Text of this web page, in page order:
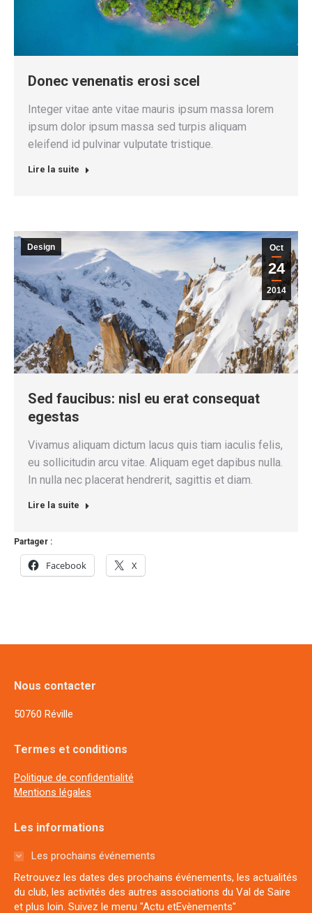
Donec venenatis erosi scel
Integer vitae ante vitae mauris ipsum massa lorem
ipsum dolor ipsum massa sed turpis aliquam
eleifend id pulvinar vulputate tristique.
Lire la suite
Oct
24
2014
Design
Sed faucibus: nisl eu erat consequat
egestas
Vivamus aliquam dictum lacus quis tiam iaculis felis,
eu sollicitudin arcu vitae. Aliquam eget dapibus nulla.
In nulla nec placerat hendrerit, sagittis et diam.
Lire la suite
Partager :
Facebook X
Nous contacter
50760 Réville
Termes et conditions
Politique de confidentialité
Mentions légales
Les informations
Les prochains événements
Retrouvez les dates des prochains événements, les actualités
du club, les activités des autres associations du Val de Saire
et plus loin. Suivez le menu "Actu etEvènements"